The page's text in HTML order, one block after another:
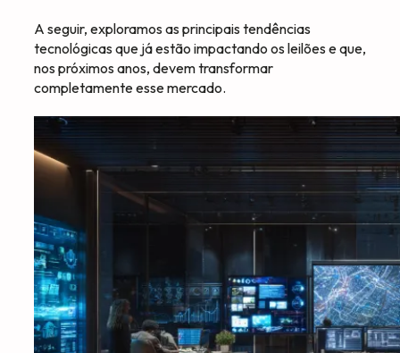
A seguir, exploramos as principais tendências
tecnológicas que já estão impactando os leilões e que,
nos próximos anos, devem transformar
completamente esse mercado.